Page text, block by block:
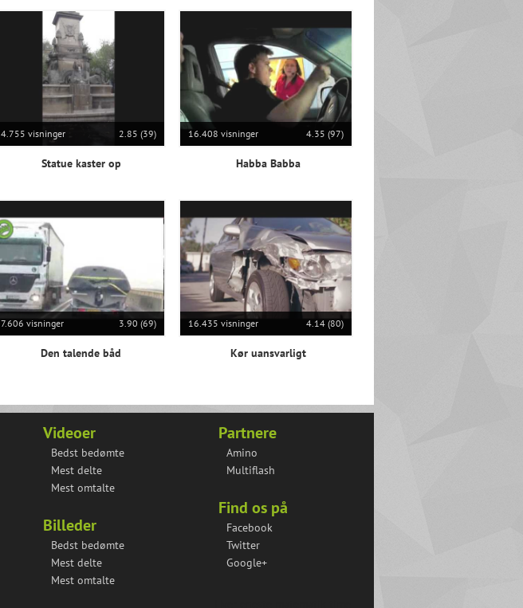
4.755 visninger 2.85 (39)
Statue kaster op
16.408 visninger 4.35 (97)
Habba Babba
7.606 visninger 3.90 (69)
Den talende båd
16.435 visninger 4.14 (80)
Kør uansvarligt
Partnere
Amino
Multiflash
Find os på
Facebook
Twitter
Google+
Videoer
Bedst bedømte
Mest delte
Mest omtalte
Billeder
Bedst bedømte
Mest delte
Mest omtalte